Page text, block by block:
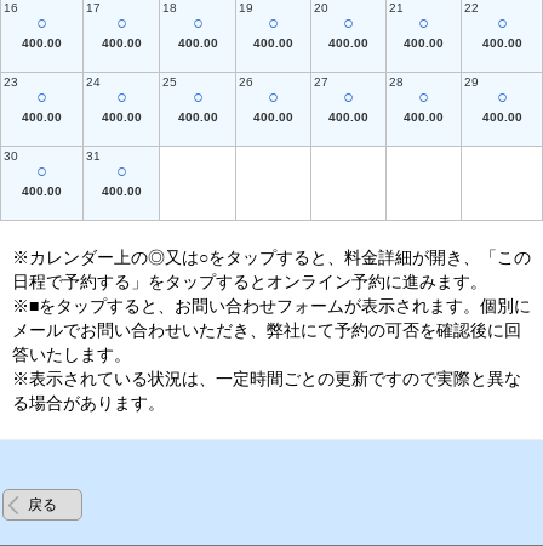
16
○
400.00
17
○
400.00
18
○
400.00
19
○
400.00
20
○
400.00
21
○
400.00
22
○
400.00
23
○
400.00
24
○
400.00
25
○
400.00
26
○
400.00
27
○
400.00
28
○
400.00
29
○
400.00
30
○
400.00
31
○
400.00
※カレンダー上の◎又は○をタップすると、料金詳細が開き、「この
日程で予約する」をタップするとオンライン予約に進みます。
※■をタップすると、お問い合わせフォームが表示されます。個別に
メールでお問い合わせいただき、弊社にて予約の可否を確認後に回
答いたします。
※表示されている状況は、一定時間ごとの更新ですので実際と異な
る場合があります。
戻る